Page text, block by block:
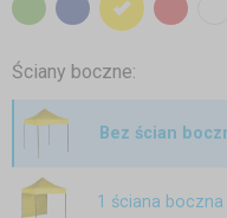
Ściany boczne:
Bez ścian
1 ściana boczna